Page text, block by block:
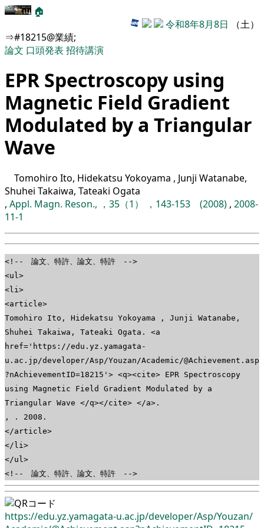
🏠
令和8年8月8日 （土）
⇒#18215@業績;
論文 口頭発表 招待講演
EPR Spectroscopy using
Magnetic Field Gradient
Modulated by a Triangular
Wave
Tomohiro Ito, Hidekatsu Yokoyama , Junji Watanabe,
Shuhei Takaiwa, Tateaki Ogata
, Appl. Magn. Reson., ，35（1） ，143-153 (2008) , 2008-
11-1
<!-- 論文、特許、論文、特許 -->
<ul>
<li>
<article>
Tomohiro Ito, Hidekatsu Yokoyama , Junji Watanabe,
Shuhei Takaiwa, Tateaki Ogata. <a
href='https://edu.yz.yamagata-
u.ac.jp/developer/Asp/Youzan/Academic/@Achievement.asp
?nAchievementID=18215'> <q><cite> EPR Spectroscopy
using Magnetic Field Gradient Modulated by a
Triangular Wave </q></cite> </a>.
, . 2008.
</article>
</li>
</ul>
<!-- 論文、特許、論文、特許 -->
https://edu.yz.yamagata-u.ac.jp/developer/Asp/Youzan/